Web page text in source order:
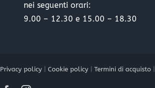
nei seguenti orari:
9.00 – 12.30 e 15.00 – 18.30
Privacy policy Cookie policy Termini di acquisto